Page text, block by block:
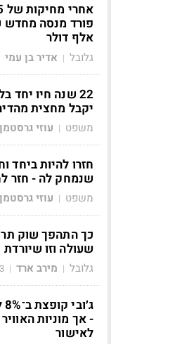
אלף דולר
גלובל | אדיר בן עמי
22 שנה חיו יחד
יקבל מחצית
משפט | עוזי גרסטמן
שנמחק לה - חזר
משפט | עוזי גרסטמן
כך התהפך שוק
שעולה וזו שיורדת
גלובל | מירב ארד |
- אך מוניות
לאישור